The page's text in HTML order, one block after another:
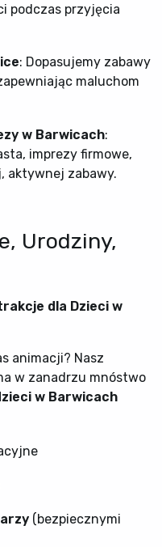
podczas przyjęcia
: Dopasujemy zabawy
maluchom
w Barwicach:
imprezy firmowe,
aktywnej zabawy.
Urodziny,
dla Dzieci w
animacji? Nasz
w zanadrzu mnóstwo
w Barwicach
(bezpiecznymi